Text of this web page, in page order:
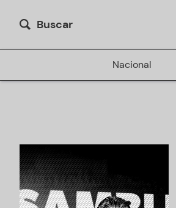
Buscar
Nacional